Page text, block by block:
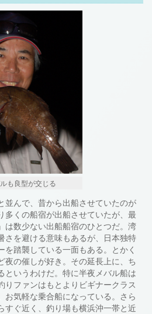
も良型が交じる
並んで、昔から出船させていたのが
多くの船宿が出船させていたが、最
は数少ない出船船宿のひとつだ。湾
さを避ける意味もあるが、日本独特
を踏襲している一面もある。とかく
夜の催しが好き。その延長上に、ち
というわけだ。特に半夜メバル船は
りファンはもとよりビギナークラス
お気軽な乗合船になっている。さら
すぐ近く、釣り場も横浜沖一帯と近